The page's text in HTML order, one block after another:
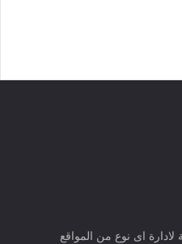
لادارة اى نوع من المواقع